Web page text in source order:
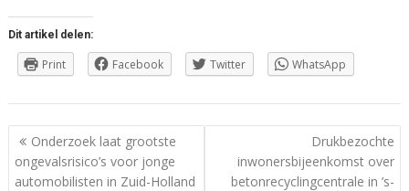
Dit artikel delen:
Print Facebook Twitter WhatsApp
Berichtnavigatie
Onderzoek laat grootste
ongevalsrisico’s voor jonge
automobilisten in Zuid-Holland
Drukbezochte
inwonersbijeenkomst over
betonrecyclingcentrale in ’s-